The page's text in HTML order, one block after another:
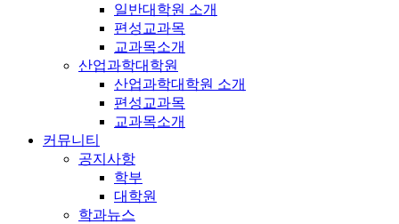
일반대학원 소개
편성교과목
교과목소개
산업과학대학원
산업과학대학원 소개
편성교과목
교과목소개
커뮤니티
공지사항
학부
대학원
학과뉴스